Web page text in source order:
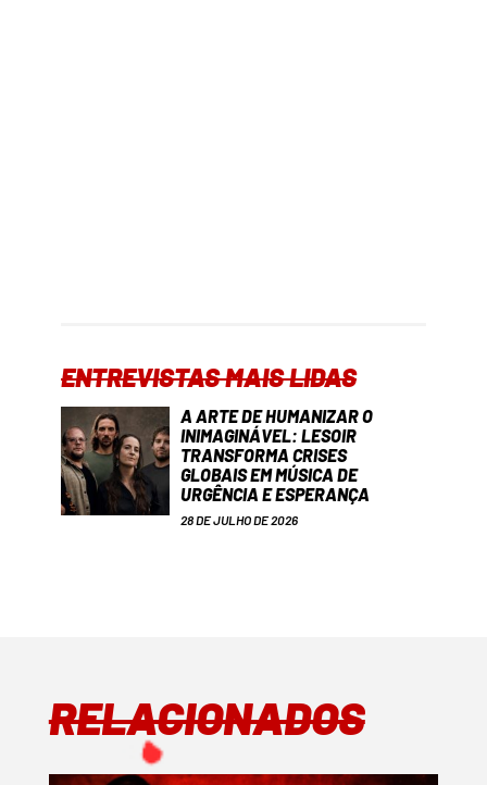
ENTREVISTAS MAIS LIDAS
A ARTE DE HUMANIZAR O
INIMAGINÁVEL: LESOIR
TRANSFORMA CRISES
GLOBAIS EM MÚSICA DE
URGÊNCIA E ESPERANÇA
28 DE JULHO DE 2026
RELACIONADOS